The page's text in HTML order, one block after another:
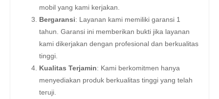
mobil yang kami kerjakan.
Bergaransi: Layanan kami memiliki garansi 1
tahun. Garansi ini memberikan bukti jika layanan
kami dikerjakan dengan profesional dan berkualitas
tinggi.
Kualitas Terjamin: Kami berkomitmen hanya
menyediakan produk berkualitas tinggi yang telah
teruji.